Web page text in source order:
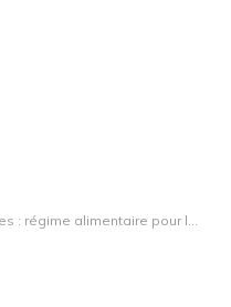
Lignes directrices : régime alimentaire pour les personnes allergiques aux arachides ou aux noix